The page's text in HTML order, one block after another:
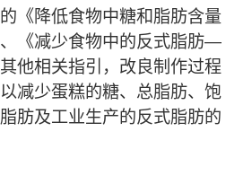
《降低食物中糖和脂肪含量
《减少食物中的反式脂肪―
他相关指引，改良制作过程
减少蛋糕的糖、总脂肪、饱
肪及工业生产的反式脂肪的